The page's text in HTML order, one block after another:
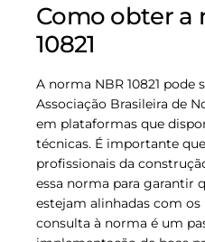
Como obter a
10821
A norma NBR 10821 pode
Associação Brasileira de
em plataformas que
técnicas. É importante
profissionais da
essa norma para garantir
estejam alinhadas com os
consulta à norma é um